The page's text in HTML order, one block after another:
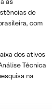
de
com
dos ativos
Técnica
na